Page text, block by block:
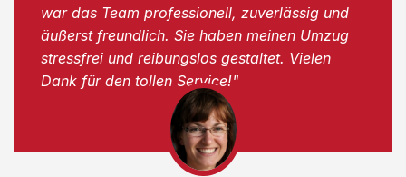
war das Team professionell, zuverlässig und
äußerst freundlich. Sie haben meinen Umzug
stressfrei und reibungslos gestaltet. Vielen
Dank für den tollen Service!"